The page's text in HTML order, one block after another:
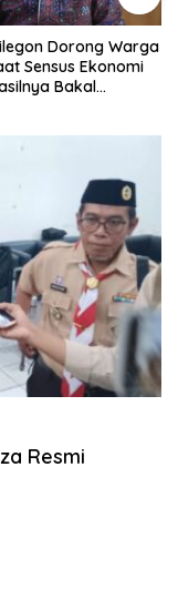
Dorong Warga
Sensus Ekonomi
Bakal
Resmi